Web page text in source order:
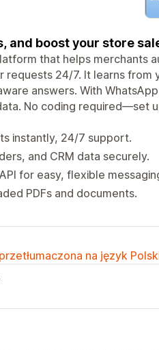
and boost your store
that helps merchants
requests 24/7. It learns from
answers. With
No coding required—set
instantly, 24/7 support.
and CRM data securely.
for easy, flexible
PDFs and documents.
na język